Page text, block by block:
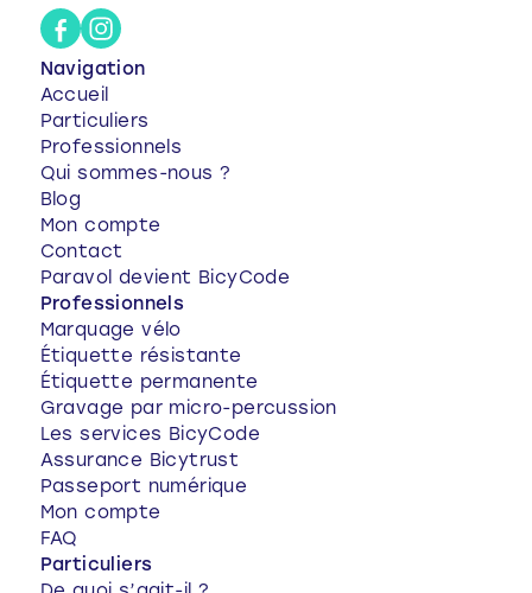
Navigation
Accueil
Particuliers
Professionnels
Qui sommes-nous ?
Blog
Mon compte
Contact
Paravol devient BicyCode
Professionnels
Marquage vélo
Étiquette résistante
Étiquette permanente
Gravage par micro-percussion
Les services BicyCode
Assurance Bicytrust
Passeport numérique
Mon compte
FAQ
Particuliers